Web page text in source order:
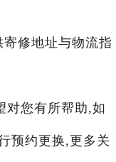
修地址与物流指
对您有所帮助,如
预约更换,更多关